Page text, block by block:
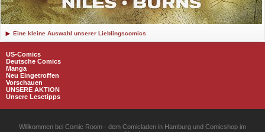
Eine kleine Auswahl unserer Lieblingscomics
US-Comics
Deutsche Comics
Manga
Neu Eingetroffen
Vorschauen
UNSERE AKTION
Unsere Lesetipps
Willkommen bei Comic Room - dem Comicladen in Hamburg und Comicshop im